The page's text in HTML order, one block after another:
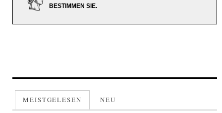
BESTIMMEN SIE.
MEISTGELESEN NEU